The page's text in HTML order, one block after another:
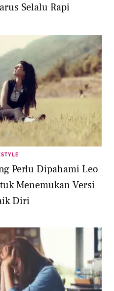
Selalu Rapi
Perlu Dipahami Leo
Menemukan Versi
Diri